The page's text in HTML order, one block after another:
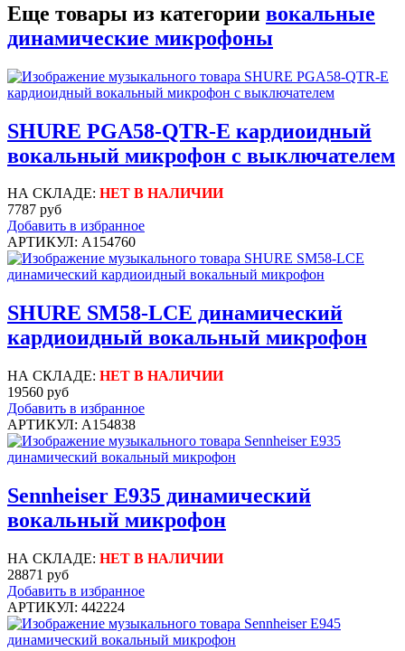
Еще товары из категории вокальные
динамические микрофоны
SHURE PGA58-QTR-E кардиоидный
вокальный микрофон c выключателем
НА СКЛАДЕ: НЕТ В НАЛИЧИИ
7787 руб
Добавить в избранное
АРТИКУЛ: A154760
SHURE SM58-LCE динамический
кардиоидный вокальный микрофон
НА СКЛАДЕ: НЕТ В НАЛИЧИИ
19560 руб
Добавить в избранное
АРТИКУЛ: A154838
Sennheiser E935 динамический
вокальный микрофон
НА СКЛАДЕ: НЕТ В НАЛИЧИИ
28871 руб
Добавить в избранное
АРТИКУЛ: 442224